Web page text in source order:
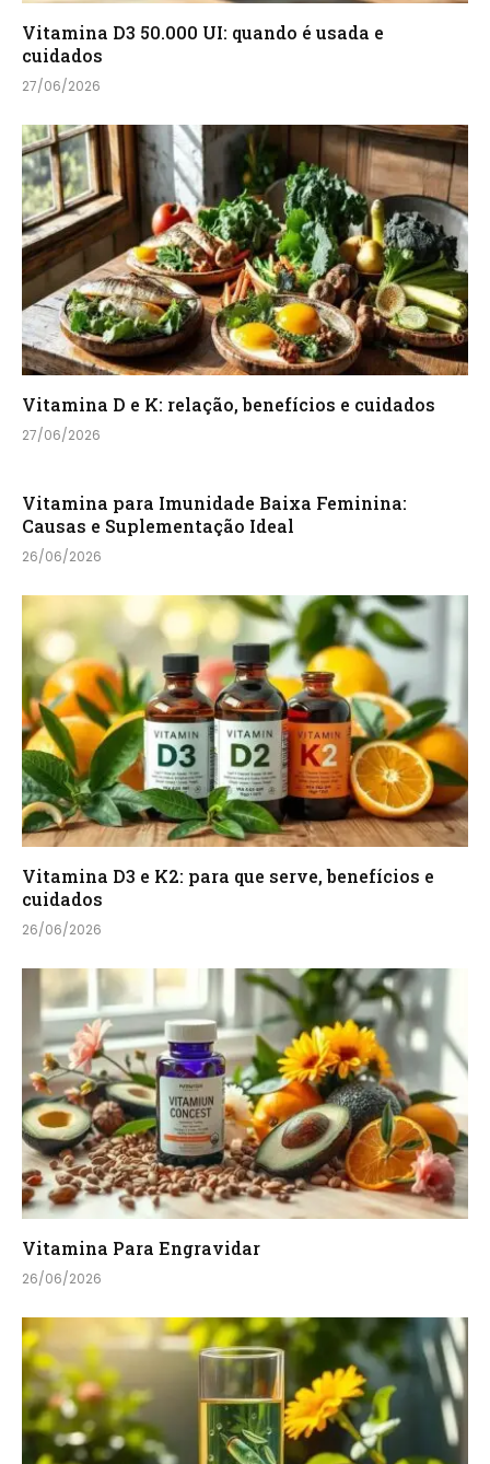
Vitamina D3 50.000 UI: quando é usada e
cuidados
27/06/2026
Vitamina D e K: relação, benefícios e cuidados
27/06/2026
Vitamina para Imunidade Baixa Feminina:
Causas e Suplementação Ideal
26/06/2026
Vitamina D3 e K2: para que serve, benefícios e
cuidados
26/06/2026
Vitamina Para Engravidar
26/06/2026